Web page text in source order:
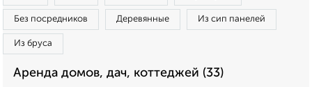
Без посредников Деревянные Из сип панелей
Из бруса
Аренда домов, дач, коттеджей (33)